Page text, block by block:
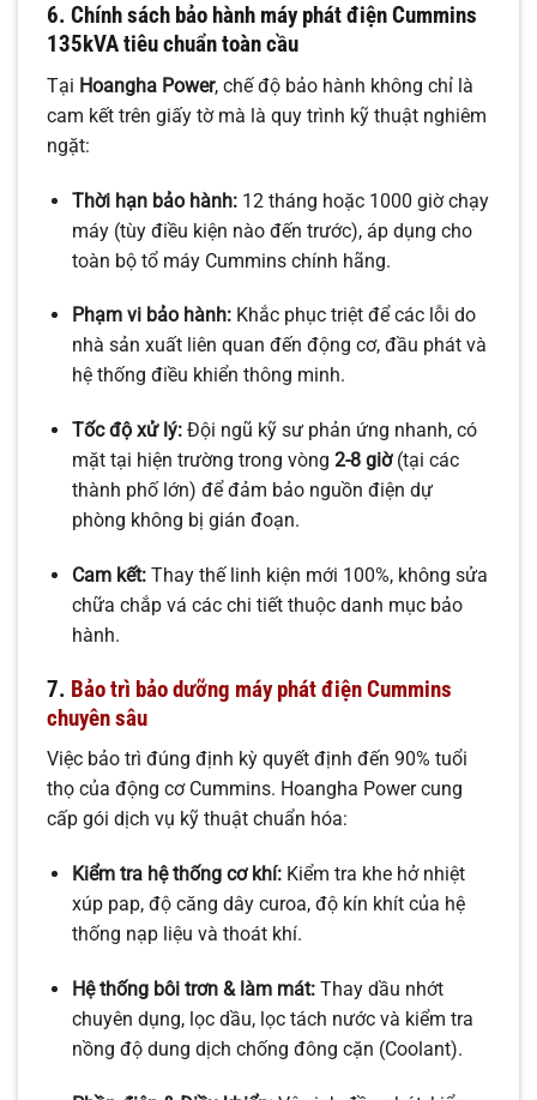
6. Chính sách bảo hành máy phát điện Cummins
135kVA tiêu chuẩn toàn cầu
Tại Hoangha Power, chế độ bảo hành không chỉ là
cam kết trên giấy tờ mà là quy trình kỹ thuật nghiêm
ngặt:
Thời hạn bảo hành:12 tháng hoặc 1000 giờ chạy
máy (tùy điều kiện nào đến trước), áp dụng cho
toàn bộ tổ máy Cummins chính hãng.
Phạm vi bảo hành:Khắc phục triệt để các lỗi do
nhà sản xuất liên quan đến động cơ, đầu phát và
hệ thống điều khiển thông minh.
Tốc độ xử lý:Đội ngũ kỹ sư phản ứng nhanh, có
mặt tại hiện trường trong vòng 2-8 giờ(tại các
thành phố lớn) để đảm bảo nguồn điện dự
phòng không bị gián đoạn.
Cam kết:Thay thế linh kiện mới 100%, không sửa
chữa chắp vá các chi tiết thuộc danh mục bảo
hành.
7. Bảo trì bảo dưỡng máy phát điện Cummins
chuyên sâu
Việc bảo trì đúng định kỳ quyết định đến 90% tuổi
thọ của động cơ Cummins. Hoangha Power cung
cấp gói dịch vụ kỹ thuật chuẩn hóa:
Kiểm tra hệ thống cơ khí:Kiểm tra khe hở nhiệt
xúp pap, độ căng dây curoa, độ kín khít của hệ
thống nạp liệu và thoát khí.
Hệ thống bôi trơn & làm mát:Thay dầu nhớt
chuyên dụng, lọc dầu, lọc tách nước và kiểm tra
nồng độ dung dịch chống đông cặn (Coolant).